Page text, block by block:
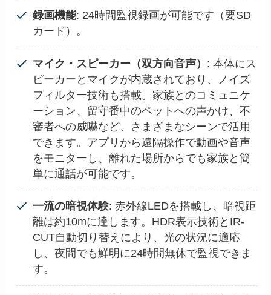
録画機能: 24時間監視録画が可能です（要SD
カード）。
マイク・スピーカー（双方向音声） : 本体にス
ピーカーとマイクが内蔵されており、ノイズ
フィルター技術も搭載。家族とのコミュニケ
ーション、留守番中のペットへの声かけ、不
審者への威嚇など、さまざまなシーンで活用
できます。アプリから遠隔操作で動画や音声
をモニターし、離れた場所からでも家族と簡
単に通話が可能です。
一流の暗視体験: 赤外線LEDを搭載し、暗視距
離は約10mに達します。HDR表示技術とIR-
CUT自動切り替えにより、光の状況に適応
し、夜間でも鮮明に24時間無休で監視できま
す。